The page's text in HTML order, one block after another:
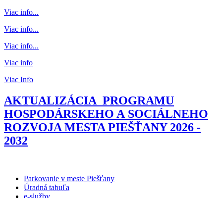
Viac info...
Viac info...
Viac info...
Viac info
Viac Info
AKTUALIZÁCIA PROGRAMU
HOSPODÁRSKEHO A SOCIÁLNEHO
ROZVOJA MESTA PIEŠŤANY 2026 -
2032
Parkovanie v meste Piešťany
Úradná tabuľa
e-služby